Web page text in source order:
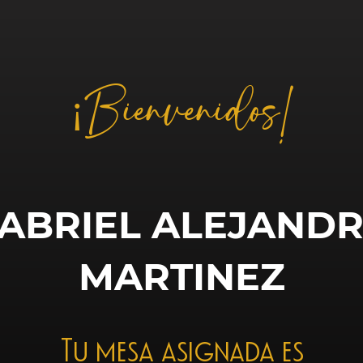
¡Bienvenidos!
MARTINEZ
Tu mesa asignada es